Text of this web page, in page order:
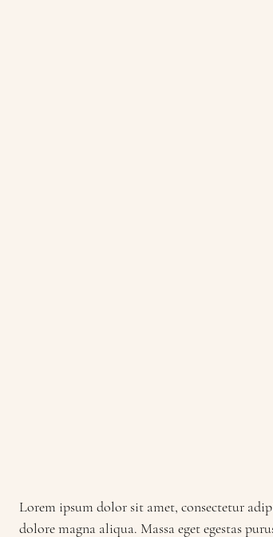
Lorem ipsum dolor sit amet, consectetur
dolore magna aliqua. Massa eget egestas